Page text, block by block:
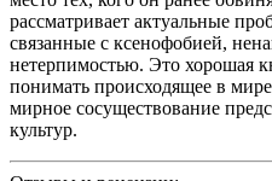
рассматривает актуальные
связанные с ксенофобией,
нетерпимостью. Это хорошая
понимать происходящее в
мирное сосуществование
культур.